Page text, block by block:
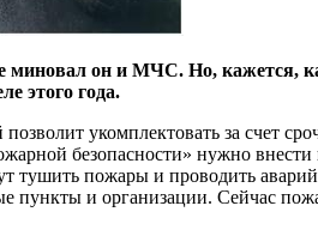
миновал он и МЧС. Но, кажется,
этого года.
позволит укомплектовать за
безопасности» нужно
тушить пожары и проводить
пункты и организации. Сейчас